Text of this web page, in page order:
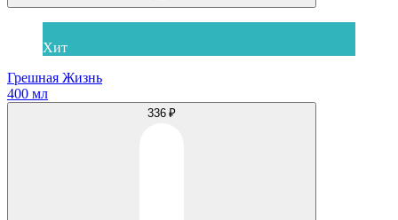
Хит
Грешная Жизнь
400 мл
336 ₽